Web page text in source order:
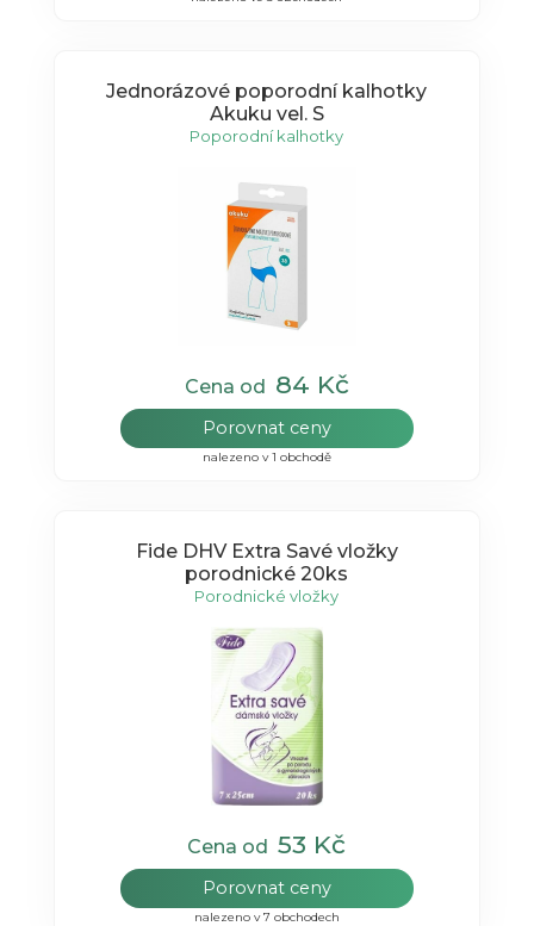
Jednorázové poporodní kalhotky
Akuku vel. S
Poporodní kalhotky
Cena od 84 Kč
Porovnat ceny
nalezeno v 1 obchodě
Fide DHV Extra Savé vložky
porodnické 20ks
Porodnické vložky
Cena od53 Kč
Porovnat ceny
nalezeno v 7 obchodech